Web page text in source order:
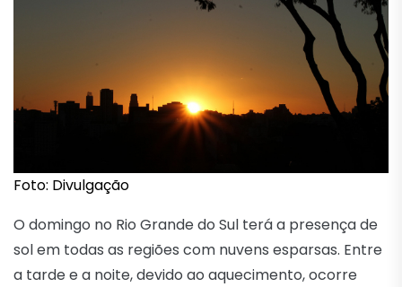
Foto: Divulgação
O domingo no Rio Grande do Sul terá a presença de
sol em todas as regiões com nuvens esparsas. Entre
a tarde e a noite, devido ao aquecimento, ocorre